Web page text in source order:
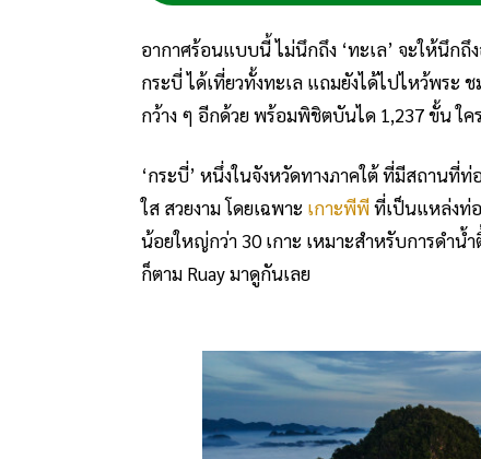
อากาศร้อนแบบนี้ ไม่นึกถึง ‘ทะเล’ จะให้นึก
กระบี่ ได้เที่ยวทั้งทะเล แถมยังได้ไปไหว้พระ
กว้าง ๆ อีกด้วย พร้อมพิชิตบันได 1,237 ขั้น ใค
‘กระบี่’ หนึ่งในจังหวัดทางภาคใต้ ที่มีสถานที่
ใส สวยงาม โดยเฉพาะ เกาะพีพีที่เป็นแหล่งท่อ
น้อยใหญ่กว่า 30 เกาะ เหมาะสำหรับการดำน้
ก็ตาม Ruay มาดูกันเลย